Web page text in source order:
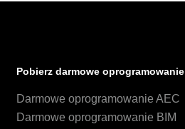
Pobierz darmowe oprogramowanie
Darmowe oprogramowanie AEC
Darmowe oprogramowanie BIM